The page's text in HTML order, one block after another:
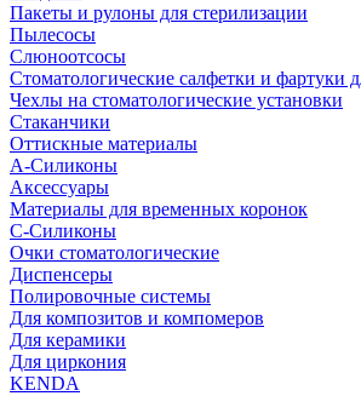
Пакеты и рулоны для стерилизации
Пылесосы
Слюноотсосы
Стоматологические салфетки и фартуки
Чехлы на стоматологические установки
Стаканчики
Оттискные материалы
А-Силиконы
Аксессуары
Материалы для временных коронок
С-Силиконы
Очки стоматологические
Диспенсеры
Полировочные системы
Для композитов и компомеров
Для керамики
Для циркония
KENDA